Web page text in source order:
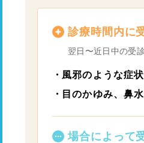
診療時間内に
翌日〜近日中の受
風邪のような症
目のかゆみ、鼻
場合によって